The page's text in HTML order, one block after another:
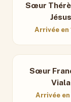
Sœur
Jésus
Arrivée en
Sœur
Viala
Arrivée en